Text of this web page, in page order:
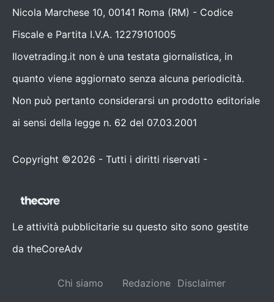
Nicola Marchese 10, 00141 Roma (RM) - Codice
Fiscale e Partita I.V.A. 12279101005
Ilovetrading.it non è una testata giornalistica, in
quanto viene aggiornato senza alcuna periodicità.
Non può pertanto considerarsi un prodotto editoriale
ai sensi della legge n. 62 del 07.03.2001
Copyright ©2026 - Tutti i diritti riservati -
Le attività pubblicitarie su questo sito sono gestite
da theCoreAdv
Chi siamo Redazione Disclaimer